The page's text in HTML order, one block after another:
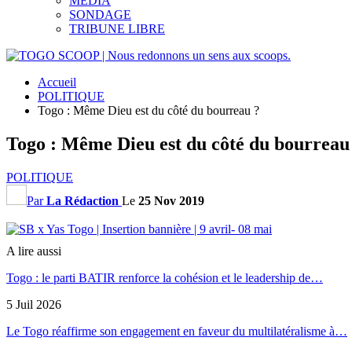
SONDAGE
TRIBUNE LIBRE
Accueil
POLITIQUE
Togo : Même Dieu est du côté du bourreau ?
Togo : Même Dieu est du côté du
POLITIQUE
ParLa Rédaction Le 25 Nov 2019
A lire aussi
Togo : le parti BATIR renforce la cohésion et le leadership de…
5 Juil 2026
Le Togo réaffirme son engagement en faveur du multilatéralisme à…